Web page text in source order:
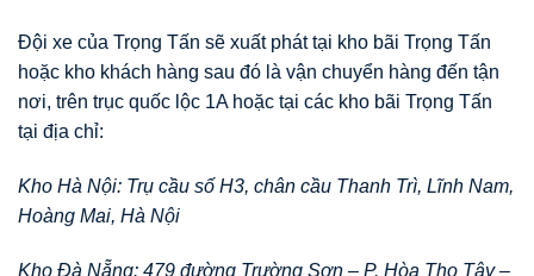
Đội xe của Trọng Tấn sẽ xuất phát tại kho bãi Trọng Tấn
hoặc kho khách hàng sau đó là vận chuyển hàng đến tận
nơi, trên trục quốc lộc 1A hoặc tại các kho bãi Trọng Tấn
tại địa chỉ:
Kho Hà Nội: Trụ cầu số H3, chân cầu Thanh Trì, Lĩnh Nam,
Hoàng Mai, Hà Nội
Kho Đà Nẵng: 479 đường Trường Sơn – P. Hòa Thọ Tây –